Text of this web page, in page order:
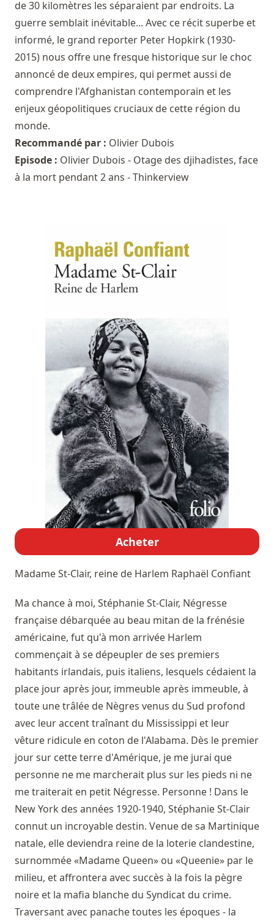
de 30 kilomètres les séparaient par endroits. La
guerre semblait inévitable... Avec ce récit superbe et
informé, le grand reporter Peter Hopkirk (1930-
2015) nous offre une fresque historique sur le choc
annoncé de deux empires, qui permet aussi de
comprendre l'Afghanistan contemporain et les
enjeux géopolitiques cruciaux de cette région du
monde.
Recommandé par : Olivier Dubois
Episode : Olivier Dubois - Otage des djihadistes, face
à la mort pendant 2 ans - Thinkerview
Acheter
Madame St-Clair, reine de Harlem Raphaël Confiant
Ma chance à moi, Stéphanie St-Clair, Négresse
française débarquée au beau mitan de la frénésie
américaine, fut qu'à mon arrivée Harlem
commençait à se dépeupler de ses premiers
habitants irlandais, puis italiens, lesquels cédaient la
place jour après jour, immeuble après immeuble, à
toute une trâlée de Nègres venus du Sud profond
avec leur accent traînant du Mississippi et leur
vêture ridicule en coton de l'Alabama. Dès le premier
jour sur cette terre d'Amérique, je me jurai que
personne ne me marcherait plus sur les pieds ni ne
me traiterait en petit Négresse. Personne ! Dans le
New York des années 1920-1940, Stéphanie St-Clair
connut un incroyable destin. Venue de sa Martinique
natale, elle deviendra reine de la loterie clandestine,
surnommée «Madame Queen» ou «Queenie» par le
milieu, et affrontera avec succès à la fois la pègre
noire et la mafia blanche du Syndicat du crime.
Traversant avec panache toutes les époques - la